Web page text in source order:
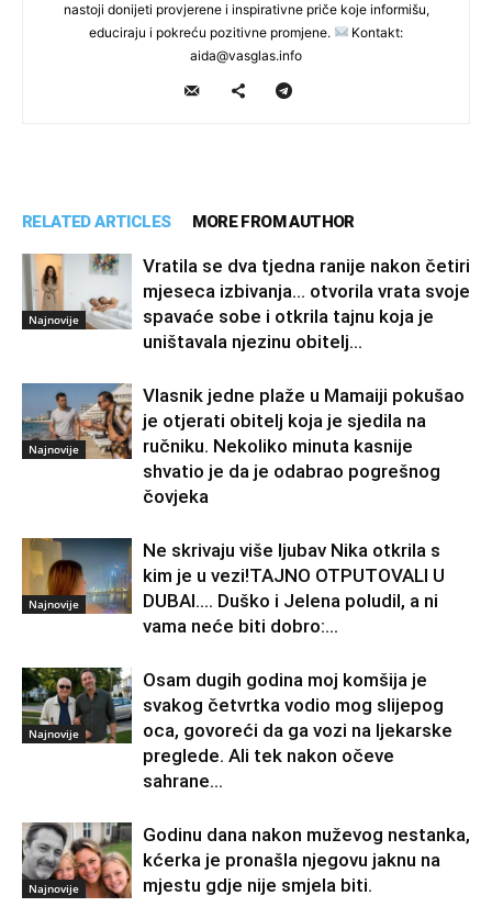
nastoji donijeti provjerene i inspirativne priče koje informišu,
educiraju i pokreću pozitivne promjene.
Kontakt:
aida@vasglas.info
RELATED ARTICLES MORE FROM AUTHOR
Najnovije
Vratila se dva tjedna ranije nakon četiri
mjeseca izbivanja… otvorila vrata svoje
spavaće sobe i otkrila tajnu koja je
uništavala njezinu obitelj…
Najnovije
Vlasnik jedne plaže u Mamaiji pokušao
je otjerati obitelj koja je sjedila na
ručniku. Nekoliko minuta kasnije
shvatio je da je odabrao pogrešnog
čovjeka
Najnovije
Ne skrivaju više ljubav Nika otkrila s
kim je u vezi!TAJNO OTPUTOVALI U
DUBAI…. Duško i Jelena poludil, a ni
vama neće biti dobro:...
Najnovije
Osam dugih godina moj komšija je
svakog četvrtka vodio mog slijepog
oca, govoreći da ga vozi na ljekarske
preglede. Ali tek nakon očeve
sahrane...
Najnovije
Godinu dana nakon muževog nestanka,
kćerka je pronašla njegovu jaknu na
mjestu gdje nije smjela biti.